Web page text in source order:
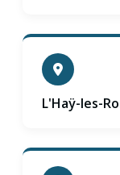
L'Haÿ-les-